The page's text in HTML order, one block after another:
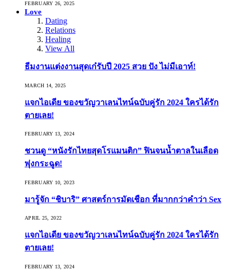
FEBRUARY 26, 2025
Love
Dating
Relations
Healing
View All
ธีมงานแต่งงานสุดเก๋รับปี 2025 สวย ปัง ไม่มีเอาท์!
MARCH 14, 2025
แจกไอเดีย ของขวัญวาเลนไทน์ฉบับคู่รัก 2024 ใครได้รัก
ตายเลย!
FEBRUARY 13, 2024
ชวนดู “หนังรักไทยสุดโรแมนติก” ฟินจนน้ำตาลในเลือด
พุ่งกระฉูด!
FEBRUARY 10, 2023
มารู้จัก “ชิบาริ” ศาสตร์การมัดเชือก ที่มากกว่าคำว่า Sex
APRIL 25, 2022
แจกไอเดีย ของขวัญวาเลนไทน์ฉบับคู่รัก 2024 ใครได้รัก
ตายเลย!
FEBRUARY 13, 2024